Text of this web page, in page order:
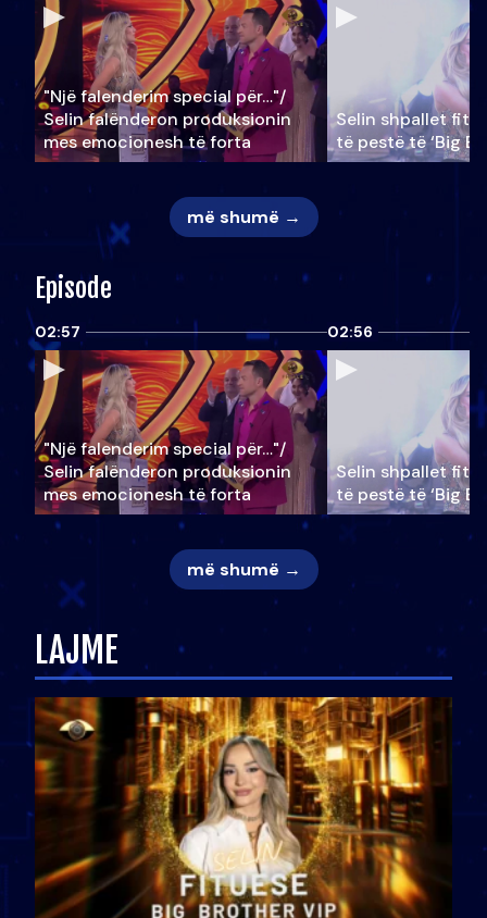
"Një falenderim special për…"/
Selin falënderon produksionin
mes emocionesh të forta
Selin shpallet
të pestë të ‘Big
më shumë →
Episode
02:57
"Një falenderim special për…"/
Selin falënderon produksionin
mes emocionesh të forta
02:56
Selin shpallet
të pestë të ‘Big
më shumë →
LAJME